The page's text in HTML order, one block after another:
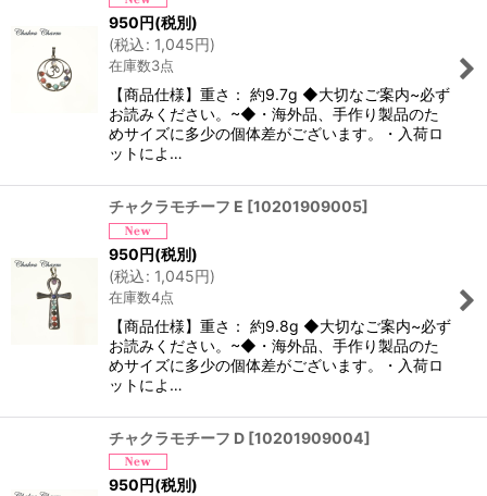
950円(税別)
(税込: 1,045円)
在庫数3点
【商品仕様】重さ： 約9.7g ◆大切なご案内~必ず
お読みください。~◆・海外品、手作り製品のた
めサイズに多少の個体差がございます。・入荷ロ
ットによ…
チャクラモチーフ E [10201909005]
950円(税別)
(税込: 1,045円)
在庫数4点
【商品仕様】重さ： 約9.8g ◆大切なご案内~必ず
お読みください。~◆・海外品、手作り製品のた
めサイズに多少の個体差がございます。・入荷ロ
ットによ…
チャクラモチーフ D [10201909004]
950円(税別)